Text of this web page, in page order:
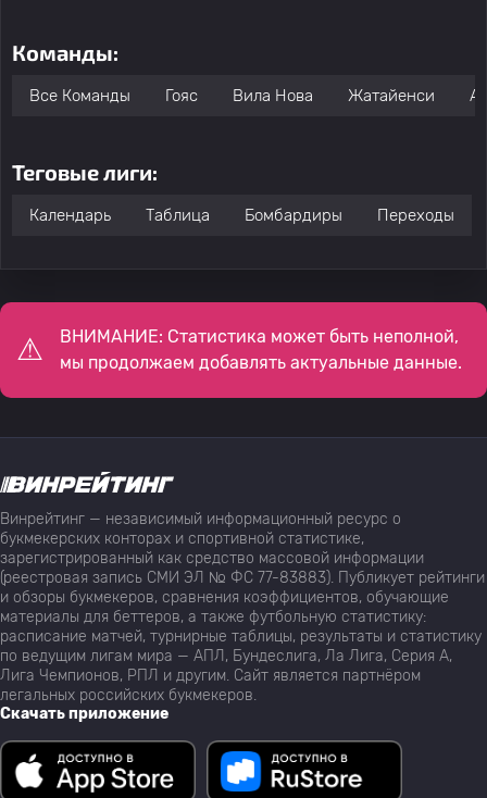
Команды:
Все Команды Гояс Вила Нова Жатайенси
Теговые лиги:
Календарь Таблица Бомбардиры Переходы
ВНИМАНИЕ: Статистика может быть неполной,
мы продолжаем добавлять актуальные данные.
Винрейтинг — независимый информационный ресурс о
букмекерских конторах и спортивной статистике,
зарегистрированный как средство массовой информации
(реестровая запись СМИ ЭЛ № ФС 77-83883). Публикует рейтинги
и обзоры букмекеров, сравнения коэффициентов, обучающие
материалы для беттеров, а также футбольную статистику:
расписание матчей, турнирные таблицы, результаты и статистику
по ведущим лигам мира — АПЛ, Бундеслига, Ла Лига, Серия А,
Лига Чемпионов, РПЛ и другим. Сайт является партнёром
легальных российских букмекеров.
Скачать приложение